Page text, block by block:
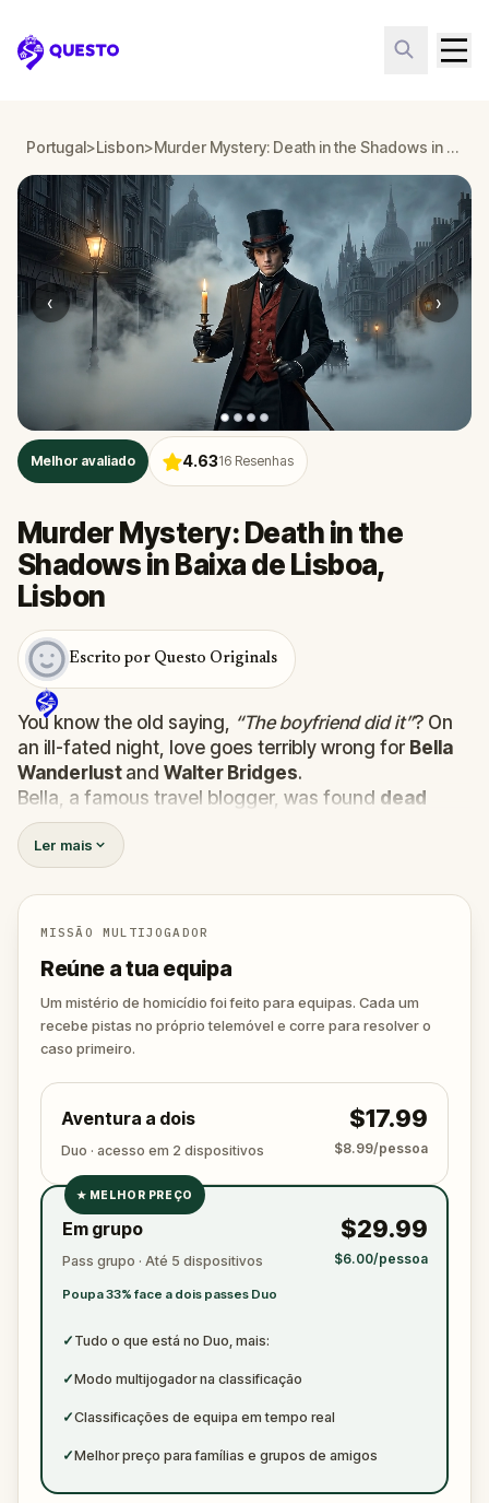
Questo
Portugal>Lisbon> Murder Mystery: Death in the Shadows in Baixa de Lisboa, Lisbon
‹ ›
Melhor avaliado 4.6316 Resenhas
Murder Mystery: Death in the
Shadows in Baixa de Lisboa,
Lisbon
Escrito por Questo Originals
You know the old saying, “The boyfriend did it”? On
an ill-fated night, love goes terribly wrong for Bella
Wanderlust and Walter Bridges.
Bella, a famous travel blogger, was found dead
during a ghost tour led by the theatrical
Shadows. Now, it’s up to you to uncover the truth.
Was it Walter, the obsessed boyfriend? Percy, the
ghost tour guide with a flair for the dramatic? Or is
someone else hiding in the shadows?
expose the real murderer before they strike
again. Make sure to have your pen and paper
ready to jot down all the crucial evidence.
Ler mais
MISSÃO MULTIJOGADOR
Reúne a tua equipa
Um mistério de homicídio foi feito para equipas. Cada um
recebe pistas no próprio telemóvel e corre para resolver o
caso primeiro.
Aventura a dois
Duo · acesso em 2 dispositivos
$17.99
$8.99/pessoa
✓
✓
★ MELHOR PREÇO
Em grupo
Pass grupo · Até 5 dispositivos
Poupa 33% face a dois passes Duo
$29.99
$6.00/pessoa
✓ Tudo o que está no Duo, mais:
✓Modo multijogador na classificação
✓Classificações de equipa em tempo real
✓Melhor preço para famílias e grupos de amigos